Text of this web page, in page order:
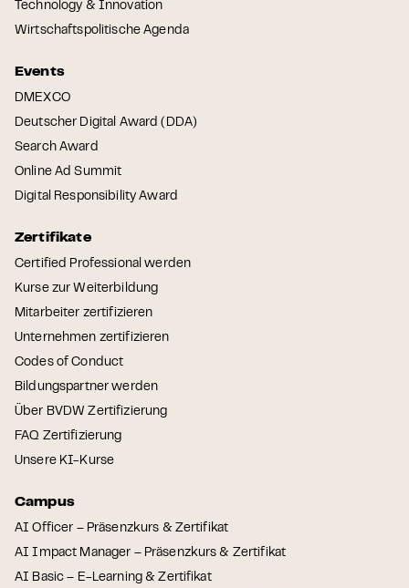
Technology & Innovation
Wirtschaftspolitische Agenda
Events
DMEXCO
Deutscher Digital Award (DDA)
Search Award
Online Ad Summit
Digital Responsibility Award
Zertifikate
Certified Professional werden
Kurse zur Weiterbildung
Mitarbeiter zertifizieren
Unternehmen zertifizieren
Codes of Conduct
Bildungspartner werden
Über BVDW Zertifizierung
FAQ Zertifizierung
Unsere KI-Kurse
Campus
AI Officer – Präsenzkurs & Zertifikat
AI Impact Manager – Präsenzkurs & Zertifikat
AI Basic – E-Learning & Zertifikat